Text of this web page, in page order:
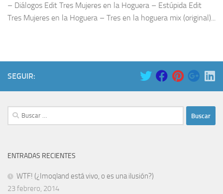
– Diálogos Edit Tres Mujeres en la Hoguera – Estúpida Edit
Tres Mujeres en la Hoguera – Tres en la hoguera mix (original)...
SEGUIR:
Buscar:
ENTRADAS RECIENTES
WTF! (¿Imoqland está vivo, o es una ilusión?)
23 febrero, 2014